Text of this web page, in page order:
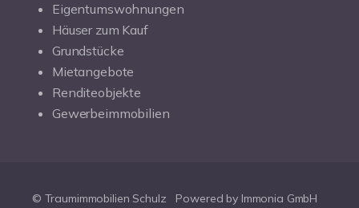
Eigentumswohnungen
Häuser zum Kauf
Grundstücke
Mietangebote
Renditeobjekte
Gewerbeimmobilien
© Traumimmobilien Schulz Powered by Immonia GmbH